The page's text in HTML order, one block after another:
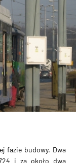
fazie budowy. Dwa
i za około dwa